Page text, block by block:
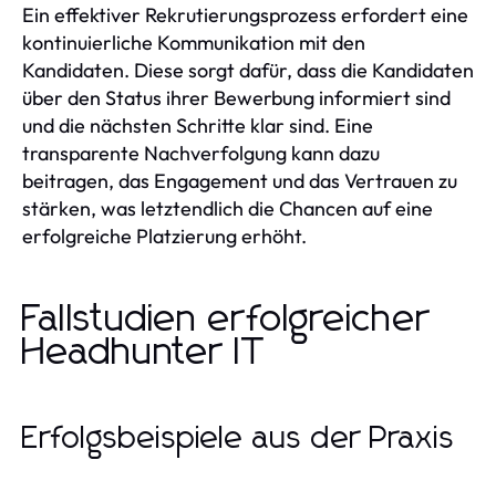
Ein effektiver Rekrutierungsprozess erfordert eine
kontinuierliche Kommunikation mit den
Kandidaten. Diese sorgt dafür, dass die Kandidaten
über den Status ihrer Bewerbung informiert sind
und die nächsten Schritte klar sind. Eine
transparente Nachverfolgung kann dazu
beitragen, das Engagement und das Vertrauen zu
stärken, was letztendlich die Chancen auf eine
erfolgreiche Platzierung erhöht.
Fallstudien erfolgreicher
Headhunter IT
Erfolgsbeispiele aus der Praxis